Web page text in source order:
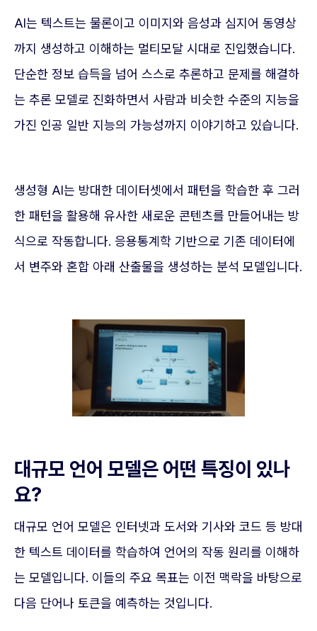
AI는 텍스트는 물론이고 이미지와 음성과 심지어 동영상
까지 생성하고 이해하는 멀티모달 시대로 진입했습니다.
단순한 정보 습득을 넘어 스스로 추론하고 문제를 해결하
는 추론 모델로 진화하면서 사람과 비슷한 수준의 지능을
가진 인공 일반 지능의 가능성까지 이야기하고 있습니다.
생성형 AI는 방대한 데이터셋에서 패턴을 학습한 후 그러
한 패턴을 활용해 유사한 새로운 콘텐츠를 만들어내는 방
식으로 작동합니다. 응용통계학 기반으로 기존 데이터에
서 변주와 혼합 아래 산출물을 생성하는 분석 모델입니다.
대규모 언어 모델은 어떤 특징이 있나
요?
대규모 언어 모델은 인터넷과 도서와 기사와 코드 등 방대
한 텍스트 데이터를 학습하여 언어의 작동 원리를 이해하
는 모델입니다. 이들의 주요 목표는 이전 맥락을 바탕으로
다음 단어나 토큰을 예측하는 것입니다.